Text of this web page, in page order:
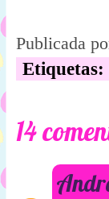
Publicada
Etiquetas:
14